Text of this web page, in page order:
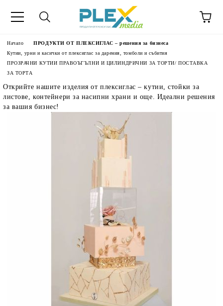
Начало
ПРОДУКТИ ОТ ПЛЕКСИГЛАС – решения за бизнеса
Кутии, урни и касички от плексиглас за дарения, томболи и събития
ПРОЗРАЧНИ КУТИИ ПРАВОЪГЪЛНИ И ЦИЛИНДРИЧНИ ЗА ТОРТИ/ ПОСТАВКА
ЗА ТОРТА
Открийте нашите изделия от плексиглас – кутии, стойки за
листове, контейнери за насипни храни и още. Идеални решения
за вашия бизнес!